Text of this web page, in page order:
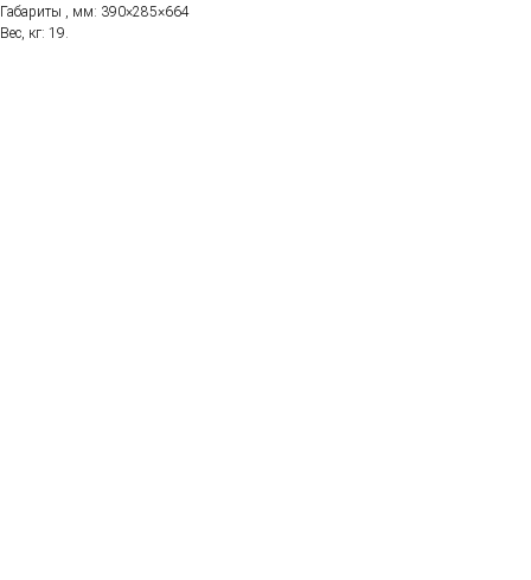
Габариты , мм: 390×285×664
Вес, кг: 19.